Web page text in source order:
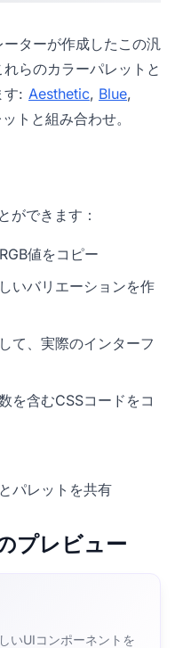
ーターが作成したこの汎
らのカラーパレットと
す: Aesthetic, Blue,
トと組み合わせ。
ができます：
値をコピー
いバリエーションを作
て、実際のインターフ
を含むCSSコードをコ
パレットを共有
プレビュー
いUIコンポーネントを